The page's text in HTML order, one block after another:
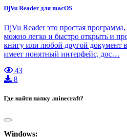
DjVu Reader для macOS
DjVu Reader это простая
можно легко и быстро открыть и
книгу или любой другой документ
имеет понятный интерфейс, дос…
43
8
Где найти папку .minecraft?
Windows: